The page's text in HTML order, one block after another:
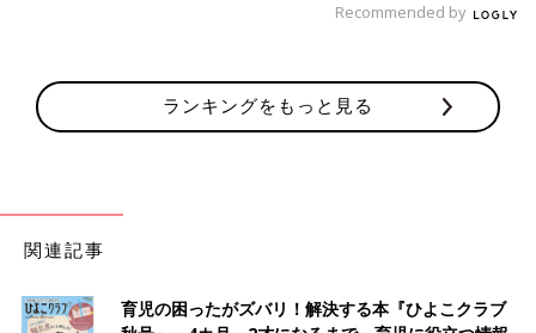
Recommended by
ランキングをもっと見る
関連記事
育児の困ったがズバリ！解決する本『ひよこクラブ